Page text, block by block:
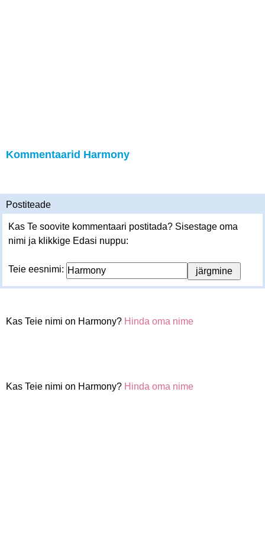
Kommentaarid Harmony
Postiteade
Kas Te soovite kommentaari postitada? Sisestage oma
nimi ja klikkige Edasi nuppu:
Teie eesnimi:
Kas Teie nimi on Harmony? Hinda oma nime
Kas Teie nimi on Harmony? Hinda oma nime